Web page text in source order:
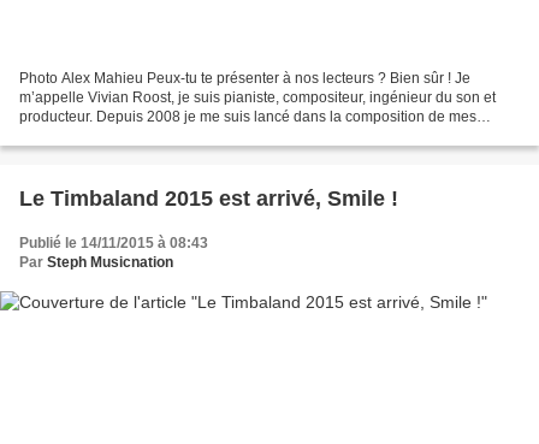
Photo Alex Mahieu Peux-tu te présenter à nos lecteurs ? Bien sûr ! Je
m’appelle Vivian Roost, je suis pianiste, compositeur, ingénieur du son et
producteur. Depuis 2008 je me suis lancé dans la composition de mes
Le Timbaland 2015 est arrivé, Smile !
Publié le 14/11/2015 à 08:43
Par Steph Musicnation